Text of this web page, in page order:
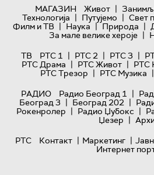
МАГАЗИН
Живот |
Технологијa | Путујемо | Свет
Филм и ТВ | Наука | Природа |
За мале велике хероје |
ТВ
РТС 1 | РТС 2 | РТС 3 |
РТС Драма | РТС Живот | РТС
РТС Трезор | РТС Музика |
РАДИО
Радио Београд 1 |
Београд 3 | Београд 202 |
Рокенролер | Радио Џубокс |
Џезер |
РТС
Контакт | Маркетинг |
Интернет